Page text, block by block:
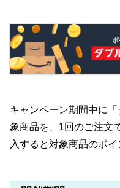
キャンペーン期間中に
象商品を、1回のご注文
入すると対象商品のポイ